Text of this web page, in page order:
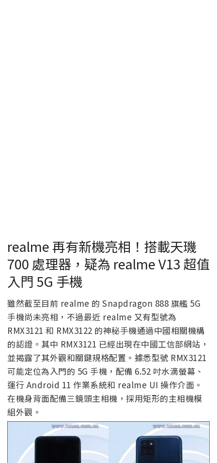
realme 再有新機亮相！搭載天璣
700 處理器，疑為 realme V13 超值
入門 5G 手機
雖然截至目前 realme 的 Snapdragon 888 旗艦 5G
手機尚未亮相，不過最近 realme 又有型號為
RMX3121 和 RMX3122 的神秘手機通過中國相關機構
的認證。其中 RMX3121 已經出現在中國工信部網站，
並揭露了其外觀和關鍵規格配置。據悉型號 RMX3121
可能定位為入門的 5G 手機，配備 6.52 吋水滴螢幕、
運行 Android 11 作業系統和 realme UI 操作介面。
在機身背面配備三鏡頭主相機，採用矩形的主相機模
組外觀。